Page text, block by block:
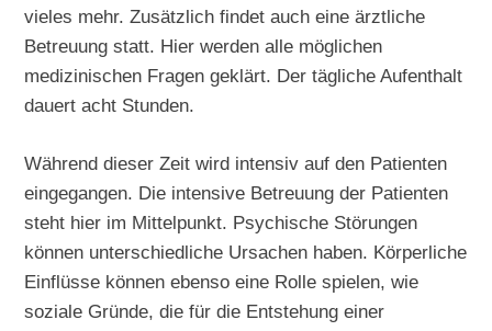
vieles mehr. Zusätzlich findet auch eine ärztliche
Betreuung statt. Hier werden alle möglichen
medizinischen Fragen geklärt. Der tägliche Aufenthalt
dauert acht Stunden.
Während dieser Zeit wird intensiv auf den Patienten
eingegangen. Die intensive Betreuung der Patienten
steht hier im Mittelpunkt. Psychische Störungen
können unterschiedliche Ursachen haben. Körperliche
Einflüsse können ebenso eine Rolle spielen, wie
soziale Gründe, die für die Entstehung einer